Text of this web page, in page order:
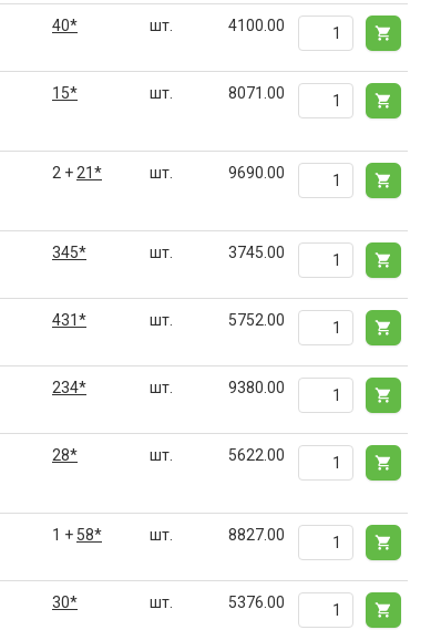
40* шт. 4100.00
15* шт. 8071.00
2 + 21* шт. 9690.00
345* шт. 3745.00
431* шт. 5752.00
234* шт. 9380.00
28* шт. 5622.00
1 + 58* шт. 8827.00
30* шт. 5376.00